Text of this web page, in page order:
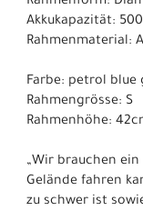
Akkukapazität:
Rahmenmaterial:
Farbe: petrol blue
Rahmengrösse: S
Rahmenhöhe:
„Wir brauchen
Gelände fahren
zu schwer ist